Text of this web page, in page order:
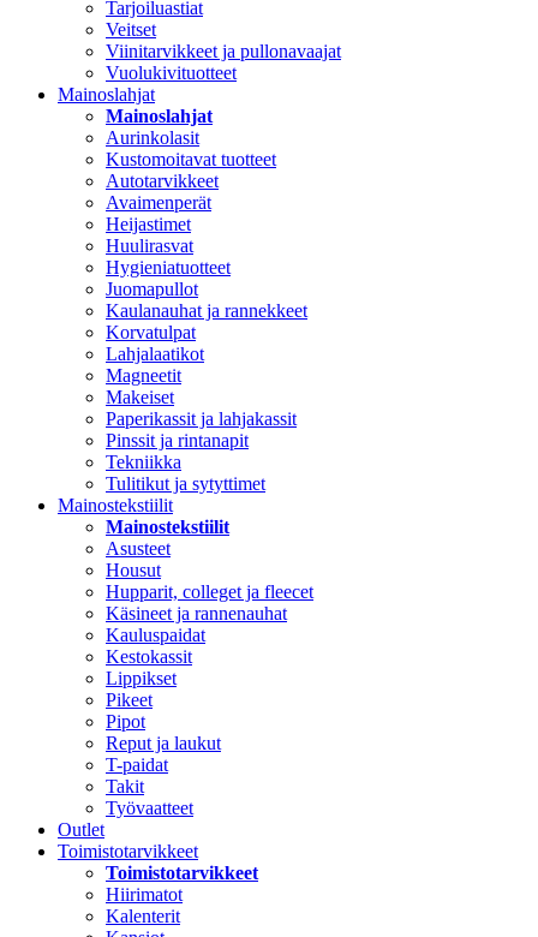
Tarjoiluastiat
Veitset
Viinitarvikkeet ja pullonavaajat
Vuolukivituotteet
Mainoslahjat
Mainoslahjat
Aurinkolasit
Kustomoitavat tuotteet
Autotarvikkeet
Avaimenperät
Heijastimet
Huulirasvat
Hygieniatuotteet
Juomapullot
Kaulanauhat ja rannekkeet
Korvatulpat
Lahjalaatikot
Magneetit
Makeiset
Paperikassit ja lahjakassit
Pinssit ja rintanapit
Tekniikka
Tulitikut ja sytyttimet
Mainostekstiilit
Mainostekstiilit
Asusteet
Housut
Hupparit, colleget ja fleecet
Käsineet ja rannenauhat
Kauluspaidat
Kestokassit
Lippikset
Pikeet
Pipot
Reput ja laukut
T-paidat
Takit
Työvaatteet
Outlet
Toimistotarvikkeet
Toimistotarvikkeet
Hiirimatot
Kalenterit